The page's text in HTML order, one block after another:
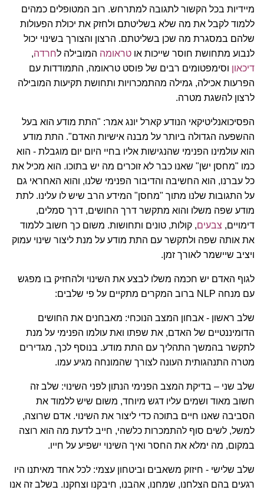
מיידיות בכל הקשור לתגובה למתרחש. רוב המטופלים כמהים
ללמוד לקבל את מה שלא בשליטתם ולחזק את יכולת הפעולות
שלהם במסגרת מה שכן בשליטתם. הרצון והצורך בשינוי יכול
לנבוע מתחושת חוסר שייכות או טראומה המובילה לחרדה,
דיכאון וסימפטומים רבים של פוסט טראומה, התמודדות עם
הפרעות אכילה, גמילה מהתמכרויות ותחושת תקיעות המובילה
לרצון להשגת מטרה.
הפסיכואנליטיקאי הנודע קארל יונג אמר: "התת מודע הוא בעל
ההשפעה הגדולה ביותר על מבנה אישיות האדם". התת מודע
הוא עולמינו הפנימי שהנגישות אליו בחיי היום יום מוגבלת - הוא
כמו "מחסן ישן" שאנו כבר לא זוכרים מה יש בתוכו. הוא מכיל את
כל עברנו, הוא החשיבה והדיבור הפנימי שלנו, והוא האחראי גם
על התגובות שלנו מתוך "מחסן" המידע הרב שיש לו עלינו. לתת
מודע שפה משלו והוא מתקשר דרך החושים, דרך סמלים,
דימויים, צבעים, קולות, טונים ותחושות. משום כך חשוב ללמוד
את אותה שפה ולתקשר עם התת מודע על מנת ליצור שינוי עמוק
ויציב שיישמר לאורך זמן.
לגוף האדם יש חכמה משלו לבצע את השינוי ולהחזיק בו מפגש
עם מנחה NLP ברוב המקרים מתקיים על פי שלבים:
שלב ראשון - אבחון המצב הנוכחי: מאבחנים את החושים
הדומיננטיים של האדם, את שפתו ואת עולמו הפנימי על מנת
לתקשר בהמשך התהליך עם התת מודע. בנוסף לכך, מגדירים
מטרה התנהגותית העונה לצורך שהמונחה מגיע עמו.
שלב שני – בדיקת המצב הפנימי הנתון לפני השינוי: שלב זה
חשוב מאוד ושמים עליו דגש מיוחד, משום שיש ללמוד את
הסביבה שאנו חיים בתוכה כדי ליצור את השינוי. אדם שרוצה,
למשל, לשים סוף להתמכרות כלשהי, חייב לדעת מה הוא רוצה
במקום, מה ימלא את החסר ואיך השינוי ישפיע על חייו.
שלב שלישי - חיזוק משאבים וביטחון עצמי: לכל אחד מאיתנו היו
רגעים בהם הצלחנו, שמחנו, אהבנו, חיבקנו וצחקנו. בשלב זה אנו